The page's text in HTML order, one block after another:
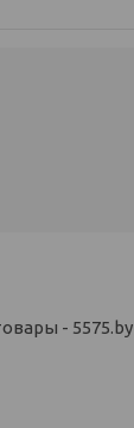
- 5575.by